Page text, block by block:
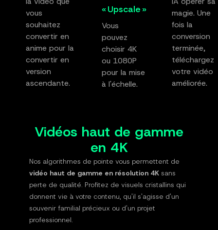
vous
souhaitez
convertir en
anime pour la
convertir en
version
ascendante.
« Upscale »
Vous
pouvez
choisir 4K
ou 1080P
pour la mise
à l'échelle.
magie. Une
fois la
conversion
terminée,
téléchargez
votre vidéo
améliorée.
Vidéos haut de gamme
en 4K
Nos algorithmes de pointe vous permettent de
vidéo haut de gamme en résolution 4K sans
perte de qualité. Profitez de visuels cristallins qui
donnent vie à votre contenu, qu'il s'agisse d'un
souvenir familial précieux ou d'un projet
professionnel.